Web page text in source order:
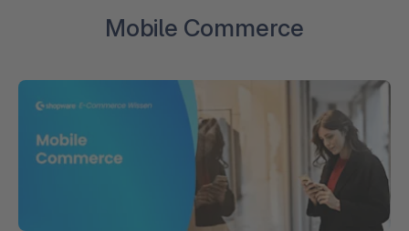
Mobile Commerce